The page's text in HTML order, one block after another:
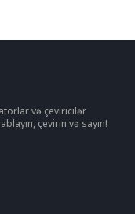
və çeviricilər
çevirin və sayın!